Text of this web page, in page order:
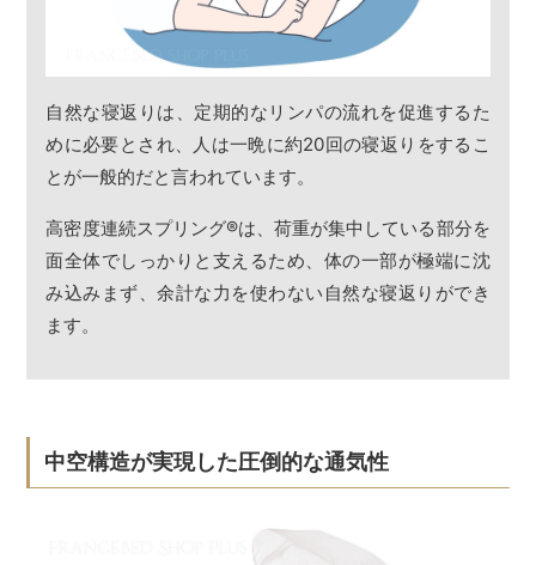
自然な寝返りは、定期的なリンパの流れを促進するた
めに必要とされ、人は一晩に約20回の寝返りをするこ
とが一般的だと言われています。
高密度連続スプリング®は、荷重が集中している部分を
面全体でしっかりと支えるため、体の一部が極端に沈
み込みまず、余計な力を使わない自然な寝返りができ
ます。
中空構造が実現した圧倒的な通気性